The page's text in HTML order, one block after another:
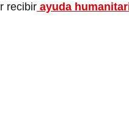
recibir ayuda